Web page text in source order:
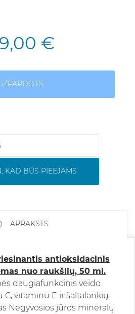
€
IZPĀRDOTS
KAD BŪS PIEEJAMS
APRAKSTS
antioksidacinis
nuo raukšlių, 50 ml.
daugiafunkcinis veido
C, vitaminu E ir šaltalankių
Negyvosios jūros mineralų